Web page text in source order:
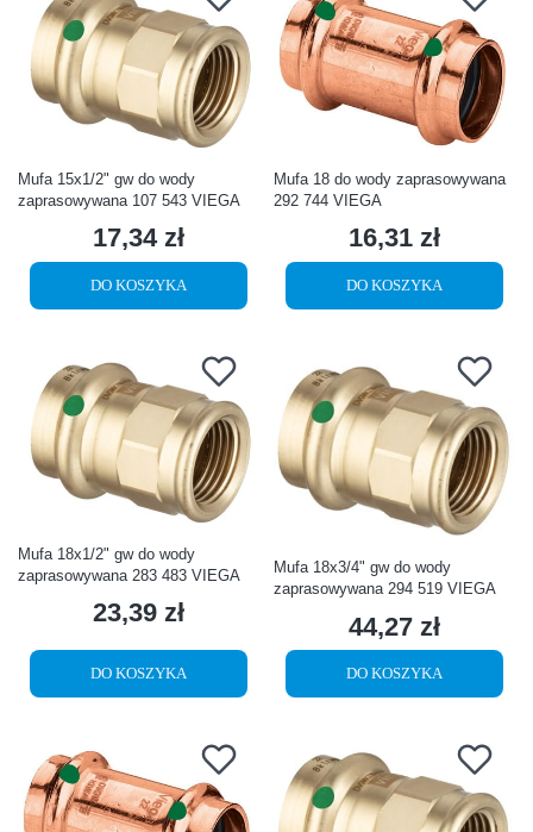
Mufa 15x1/2" gw do wody
zaprasowywana 107 543 VIEGA
Cena
17,34 zł
DO KOSZYKA
Mufa 18 do wody zaprasowywana
292 744 VIEGA
Cena
16,31 zł
DO KOSZYKA
Mufa 18x1/2" gw do wody
zaprasowywana 283 483 VIEGA
Cena
23,39 zł
DO KOSZYKA
Mufa 18x3/4" gw do wody
zaprasowywana 294 519 VIEGA
Cena
44,27 zł
DO KOSZYKA